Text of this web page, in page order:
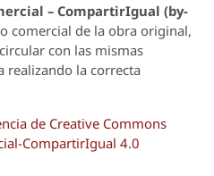
– CompartirIgual (by-
comercial de la obra original,
con las mismas
realizando la correcta
de Creative Commons
CompartirIgual 4.0